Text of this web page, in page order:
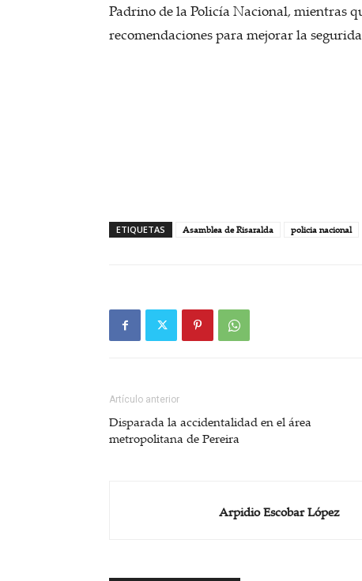
Padrino de la Policía Nacional, mientras
recomendaciones para mejorar la
ETIQUETAS Asamblea de Risaralda policia nacional
Artículo anterior
Disparada la accidentalidad en el área
metropolitana de Pereira
Arpidio Escobar López